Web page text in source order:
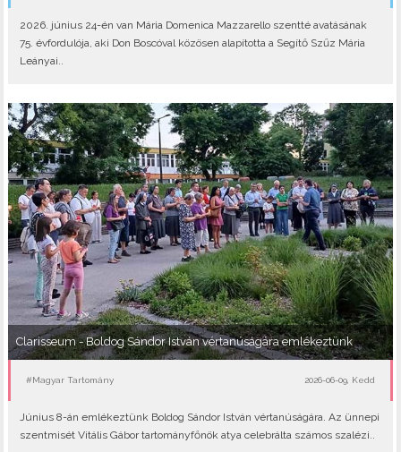
2026. június 24-én van Mária Domenica Mazzarello szentté avatásának
75. évfordulója, aki Don Boscóval közösen alapította a Segítő Szűz Mária
Leányai..
Clarisseum - Boldog Sándor István vértanúságára emlékeztünk
#Magyar Tartomány 2026-06-09, Kedd
Június 8-án emlékeztünk Boldog Sándor István vértanúságára. Az ünnepi
szentmisét Vitális Gábor tartományfőnök atya celebrálta számos szalézi..